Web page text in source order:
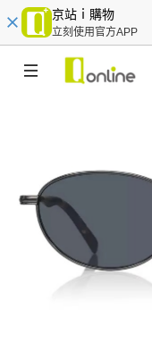
京站ｉ購物
立刻使用官方APP